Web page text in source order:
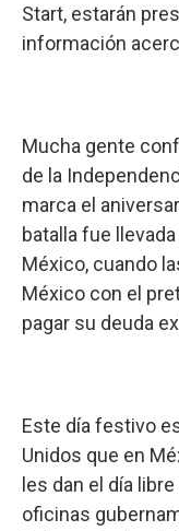
Start, estarán
información
Mucha gente
de la
marca el
batalla fue
México, cuando
México con el
pagar su deuda
Este día festivo
Unidos que en
les dan el día
oficinas